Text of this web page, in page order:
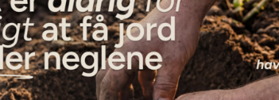
Vores kunder